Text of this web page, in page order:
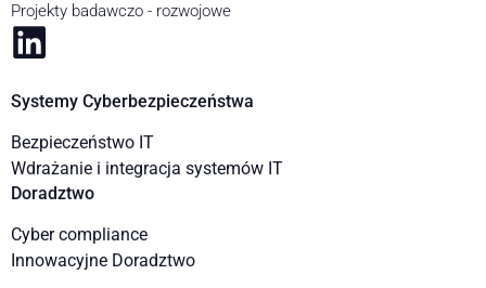
Projekty badawczo - rozwojowe
Systemy Cyberbezpieczeństwa
Bezpieczeństwo IT
Wdrażanie i integracja systemów IT
Doradztwo
Cyber compliance
Innowacyjne Doradztwo